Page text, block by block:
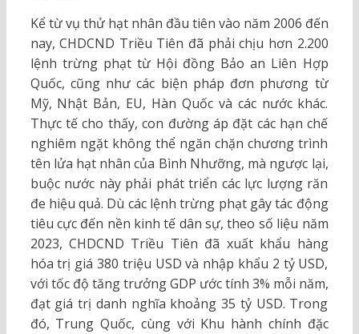
Kể từ vụ thử hạt nhân đầu tiên vào năm 2006 đến
nay, CHDCND Triều Tiên đã phải chịu hơn 2.200
lệnh trừng phạt từ Hội đồng Bảo an Liên Hợp
Quốc, cũng như các biện pháp đơn phương từ
Mỹ, Nhật Bản, EU, Hàn Quốc và các nước khác.
Thực tế cho thấy, con đường áp đặt các hạn chế
nghiêm ngặt không thể ngăn chặn chương trình
tên lửa hạt nhân của Bình Nhưỡng, mà ngược lại,
buộc nước này phải phát triển các lực lượng răn
đe hiệu quả. Dù các lệnh trừng phạt gây tác động
tiêu cực đến nền kinh tế dân sự, theo số liệu năm
2023, CHDCND Triều Tiên đã xuất khẩu hàng
hóa trị giá 380 triệu USD và nhập khẩu 2 tỷ USD,
với tốc độ tăng trưởng GDP ước tính 3% mỗi năm,
đạt giá trị danh nghĩa khoảng 35 tỷ USD. Trong
đó, Trung Quốc, cùng với Khu hành chính đặc